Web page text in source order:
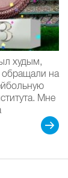
худым,
на
Мне